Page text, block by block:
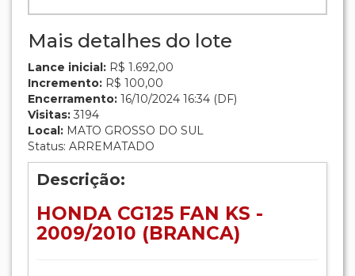
Mais detalhes do lote
Lance inicial: R$ 1.692,00
Incremento: R$ 100,00
Encerramento: 16/10/2024 16:34 (DF)
Visitas: 3194
Local: MATO GROSSO DO SUL
Status: ARREMATADO
Descrição:
HONDA CG125 FAN KS -
2009/2010 (BRANCA)